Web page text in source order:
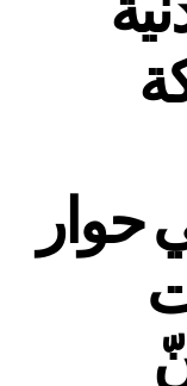
حوار